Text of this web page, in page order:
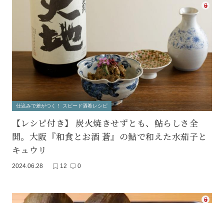
仕込みで差がつく！ スピード酒肴レシピ
【レシピ付き】 炭火焼きせずとも、鮎らしさ全
開。大阪『和食とお酒 蒼』の鮎で和えた水茄子と
キュウリ
2024.06.28 12 0